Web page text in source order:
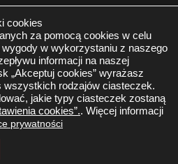
Realizacja:
cookies
za pomocą cookies w celu
w wykorzystaniu z naszego
informacji na naszej
„Akceptuj cookies” wyrażasz
wszystkich rodzajów ciasteczek.
jakie typy ciasteczek zostaną
cookies”.. Więcej informacji
prywatności